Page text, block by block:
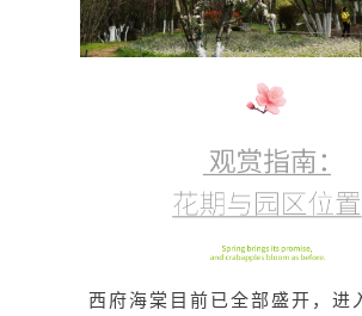
西府海棠目前已全部盛开，进